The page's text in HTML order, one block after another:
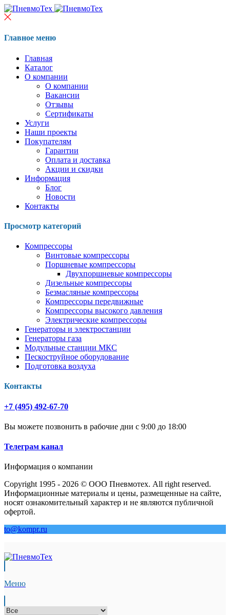
Главное меню
Главная
Каталог
О компании
О компании
Вакансии
Отзывы
Сертификаты
Услуги
Наши проекты
Покупателям
Гарантии
Оплата и доставка
Акции и скидки
Информация
Блог
Новости
Контакты
Просмотр категорий
Компрессоры
Винтовые компрессоры
Поршневые компрессоры
Двухпоршневые компрессоры
Дизельные компрессоры
Безмасляные компрессоры
Компрессоры передвижные
Компрессоры высокого давления
Электрические компрессоры
Генераторы и электростанции
Генераторы газа
Модульные станции МКС
Пескоструйное оборудование
Подготовка воздуха
Контакты
+7 (495) 492-67-70
Вы можете позвонить в рабочие дни с 9:00 до 18:00
Телеграм канал
Информация о компании
Copyright 1995 - 2026 © ООО Пневмотех. All right reserved.
Информационные материалы и цены, размещенные на сайте,
носят ознакомительный характер и не являются публичной
офертой.
to@kompr.ru
Меню